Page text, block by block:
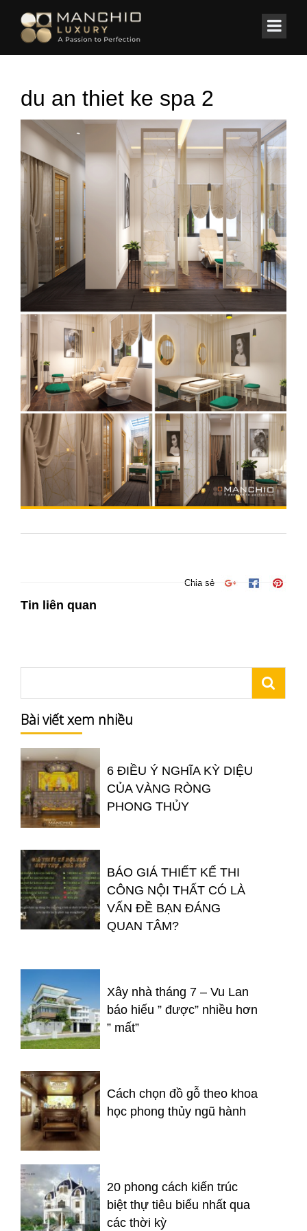
Home/Spa ✔️ Clinic/ Thiết kế nội thất Spa 911-Việt Hưng-Hà Nội
du an thiet ke spa 2
Chia sẻ
Tin liên quan
Bài viết xem nhiều
6 ĐIỀU Ý NGHĨA KỲ DIỆU
CỦA VÀNG RÒNG
PHONG THỦY
BÁO GIÁ THIẾT KẾ THI
CÔNG NỘI THẤT CÓ LÀ
VẤN ĐỀ BẠN ĐÁNG
QUAN TÂM?
Xây nhà tháng 7 – Vu Lan
báo hiếu ” được” nhiều hơn
” mất”
Cách chọn đồ gỗ theo khoa
học phong thủy ngũ hành
20 phong cách kiến trúc
biệt thự tiêu biểu nhất qua
các thời kỳ